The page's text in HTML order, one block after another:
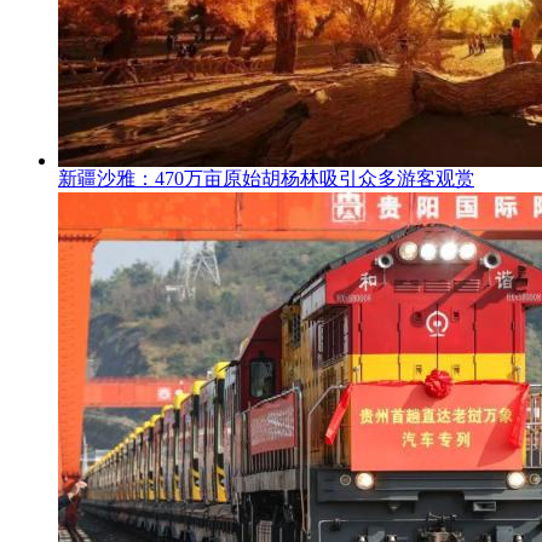
新疆沙雅：470万亩原始胡杨林吸引众多游客观赏